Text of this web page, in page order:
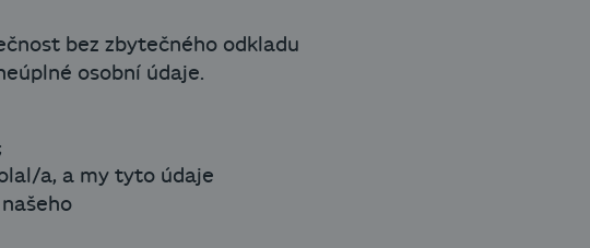
bez zbytečného odkladu
osobní údaje.
a, a my tyto údaje